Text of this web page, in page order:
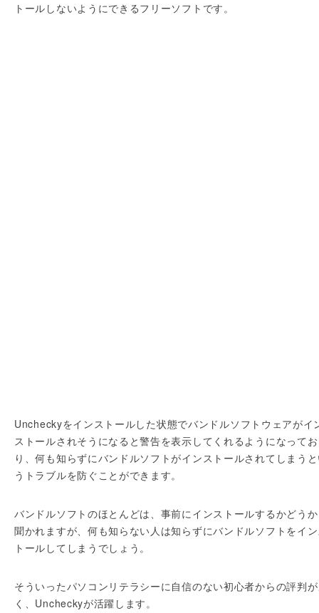
トールしないようにできるフリーソフトです。
Uncheckyをインストールした状態でバンドルソフトウェアがイ
ストールされそうになると警告を表示してくれるようになってお
り、何も知らずにバンドルソフトがインストールされてしまう
うトラブルを防ぐことができます。
バンドルソフトのほとんどは、事前にインストールするかどう
聞かれますが、何も知らない人は知らずにバンドルソフトをイ
トールしてしまうでしょう。
そういったパソコンリテラシーに自信のない初心者からの評判
く、Uncheckyが活躍します。